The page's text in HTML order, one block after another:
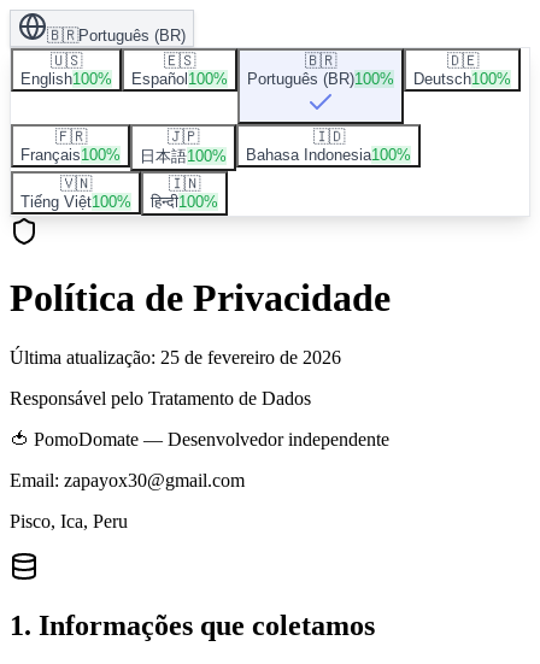
🇧🇷Português (BR)
🇺🇸
English100%
🇪🇸
Español 100%
🇧🇷
Português (BR)100%
🇩🇪
Deutsch100%
🇫🇷
Français100%
🇯🇵
日本語100%
🇮🇩
Bahasa Indonesia100%
🇻🇳
Tiếng Việt100%
🇮🇳
हिन्दी100%
Política de Privacidade
Última atualização: 25 de fevereiro de 2026
Responsável pelo Tratamento de Dados
🍅 PomoDomate — Desenvolvedor independente
Email: zapayox30@gmail.com
Pisco, Ica, Peru
1. Informações que coletamos